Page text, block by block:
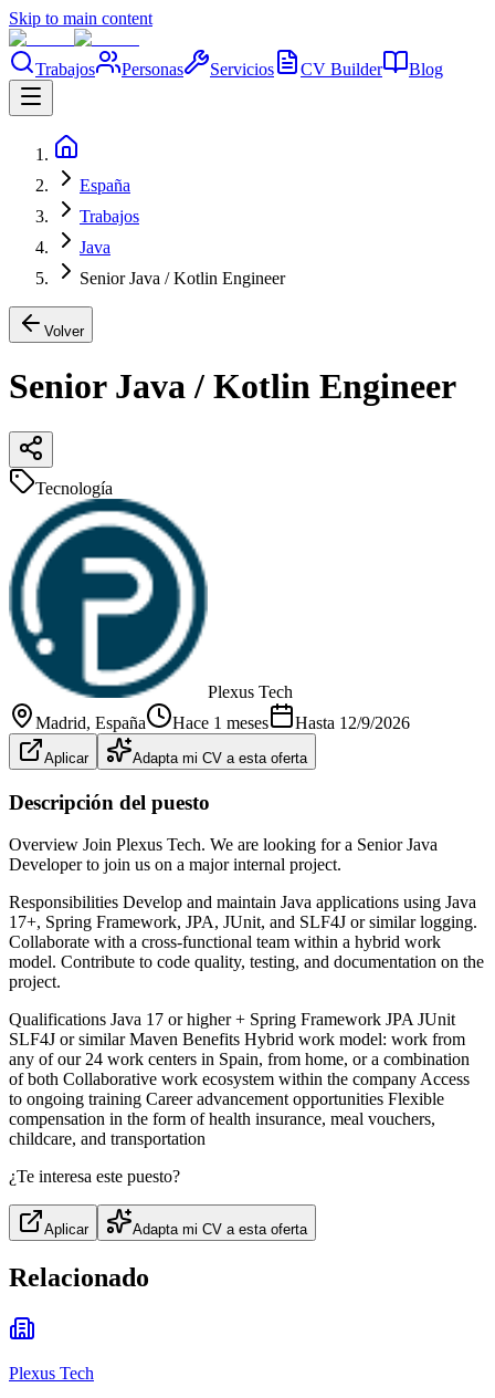
Skip to main content
Trabajos Personas Servicios CV Builder Blog
España
Trabajos
Java
Senior Java / Kotlin Engineer
Volver
Senior Java / Kotlin Engineer
Tecnología
Plexus Tech
Madrid, España Hace 1 meses Hasta 12/9/2026
Aplicar Adapta mi CV a esta oferta
Descripción del puesto
Overview Join Plexus Tech. We are looking for a Senior Java
Developer to join us on a major internal project.
Responsibilities Develop and maintain Java applications using Java
17+, Spring Framework, JPA, JUnit, and SLF4J or similar logging.
Collaborate with a cross-functional team within a hybrid work
model. Contribute to code quality, testing, and documentation on the
project.
Qualifications Java 17 or higher + Spring Framework JPA JUnit
SLF4J or similar Maven Benefits Hybrid work model: work from
any of our 24 work centers in Spain, from home, or a combination
of both Collaborative work ecosystem within the company Access
to ongoing training Career advancement opportunities Flexible
compensation in the form of health insurance, meal vouchers,
childcare, and transportation
¿Te interesa este puesto?
Aplicar Adapta mi CV a esta oferta
Relacionado
Plexus Tech